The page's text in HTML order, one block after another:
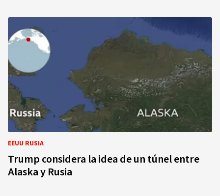
EEUU RUSIA
Trump considera la idea de un túnel entre
Alaska y Rusia